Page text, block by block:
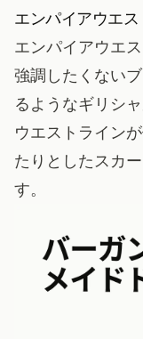
エンパイアウエス
エンパイアウエ
強調したくない
るようなギリシ
ウエストライン
たりとしたスカ
す。